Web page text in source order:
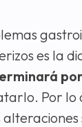
es la
Por lo